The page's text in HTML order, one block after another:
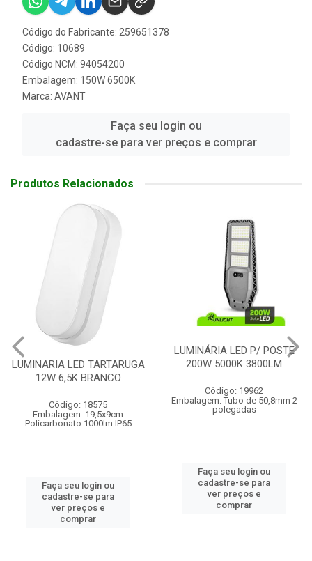
Código do Fabricante: 259651378
Código: 10689
Código NCM: 94054200
Embalagem: 150W 6500K
Marca: AVANT
Faça seu login ou
cadastre-se para ver preços e comprar
Produtos Relacionados
200W 5000K 3800LM
Embalagem: Tubo de 50,8mm 2
polegadas
cadastre-se para
ver preços e
comprar
REFLETOR LED 20W
Código: 22332
Embalagem: UN/01
Faça seu login ou
cadastre-se para
ver preços e
comprar